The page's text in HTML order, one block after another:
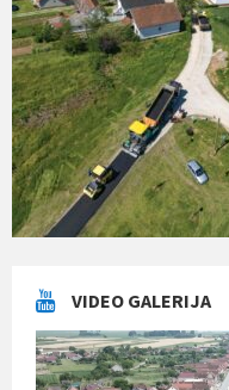
VIDEO GALERIJA